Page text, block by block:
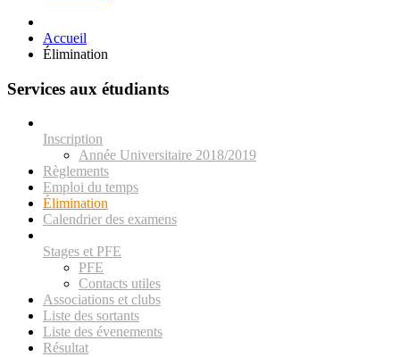
Accueil
Élimination
Services aux étudiants
Inscription
Année Universitaire 2018/2019
Règlements
Emploi du temps
Élimination
Calendrier des examens
Stages et PFE
PFE
Contacts utiles
Associations et clubs
Liste des sortants
Liste des évenements
Résultat